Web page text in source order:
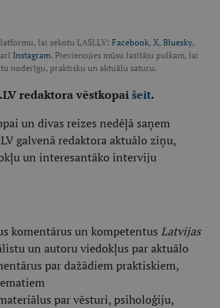
lai sekotu LASI.LV: Facebook, X, Bluesky,
Instagram. Pievienojies mūsu lasītāju pulkam, lai
noderīgu, praktisku un aktuālu saturu.
redaktora vēstkopaišeit.
un divas reizes nedēļā saņem
galvenā redaktora aktuālo ziņu,
un interesantāko interviju
komentārus un kompetentus Latvijas
un autoru viedokļus par aktuālo
par dažādiem praktiskiem,
par vēsturi, psiholoģiju,